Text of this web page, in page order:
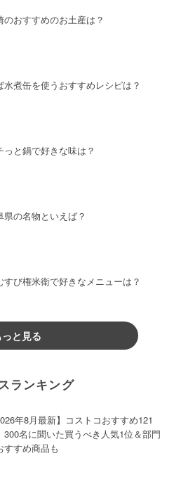
のおすすめのお土産は？
水煮缶を使うおすすめレシピは？
っと鍋で好きな味は？
県の名物といえば？
すび権米衛で好きなメニューは？
っと見る
ランキング
年8月最新】コストコおすすめ121
300名に聞いた買うべき人気1位＆部門
すすめ商品も